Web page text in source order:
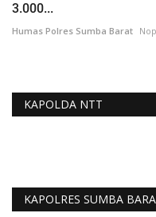
3.000...
Humas Polres Sumba Barat
KAPOLDA NTT
KAPOLRES SUMBA